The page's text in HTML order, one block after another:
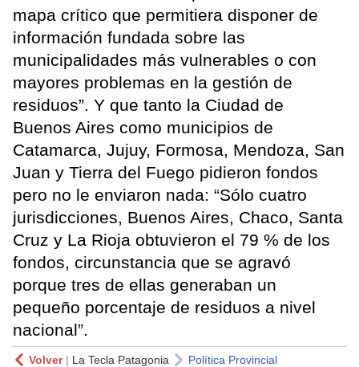
mapa crítico que permitiera disponer de
información fundada sobre las
municipalidades más vulnerables o con
mayores problemas en la gestión de
residuos”. Y que tanto la Ciudad de
Buenos Aires como municipios de
Catamarca, Jujuy, Formosa, Mendoza, San
Juan y Tierra del Fuego pidieron fondos
pero no le enviaron nada: “Sólo cuatro
jurisdicciones, Buenos Aires, Chaco, Santa
Cruz y La Rioja obtuvieron el 79 % de los
fondos, circunstancia que se agravó
porque tres de ellas generaban un
pequeño porcentaje de residuos a nivel
nacional”.
Volver| La Tecla Patagonia Política Provincial